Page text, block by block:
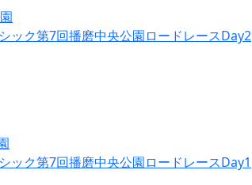
ック第7回播磨中央公園ロードレースDay2
ック第7回播磨中央公園ロードレースDay1